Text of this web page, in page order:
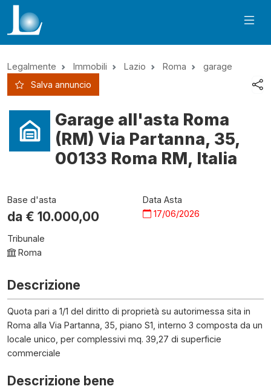
Legalmente Immobili Lazio Roma
garage
Salva annuncio
Garage all'asta Roma
(RM) Via Partanna, 35,
00133 Roma RM, Italia
Base d'asta
da € 10.000,00
Data Asta
17/06/2026
Tribunale
Roma
Descrizione
Quota pari a 1/1 del diritto di proprietà su autorimessa sita in
Roma alla Via Partanna, 35, piano S1, interno 3 composta da un
locale unico, per complessivi mq. 39,27 di superficie
commerciale
Descrizione bene